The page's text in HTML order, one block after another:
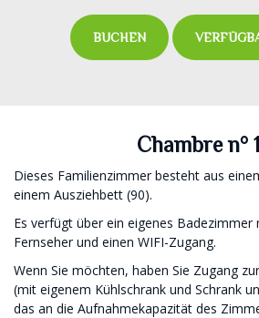
BUCHEN
Chambre n°
Dieses Familienzimmer besteht aus
einem Ausziehbett (90).
Es verfügt über ein eigenes Badezimmer
Fernseher und einen WIFI-Zugang.
Wenn Sie möchten, haben Sie Zugang
(mit eigenem Kühlschrank und Schrank
das an die Aufnahmekapazität des